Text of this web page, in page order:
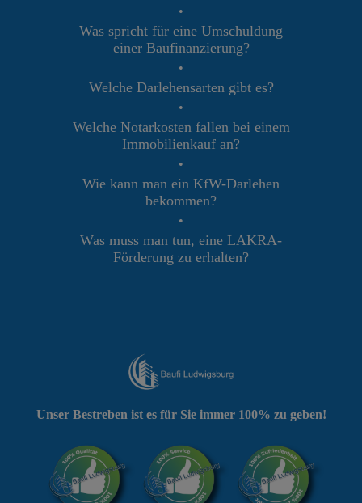
•
Was spricht für eine Umschuldung
einer Baufinanzierung?
•
Welche Darlehensarten gibt es?
•
Welche Notarkosten fallen bei einem
Immobilienkauf an?
•
Wie kann man ein KfW-Darlehen
bekommen?
•
Was muss man tun, eine LAKRA-
Förderung zu erhalten?
Unser Bestreben ist es für Sie immer 100% zu geben!